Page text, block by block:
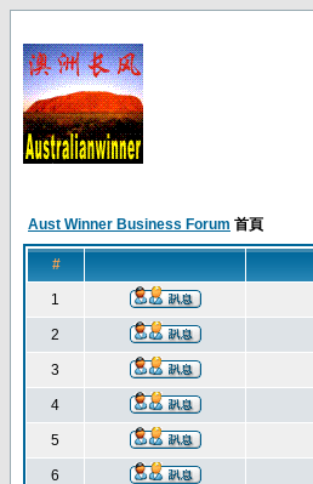
Aust Winner Business Forum 首頁
#
1
2
3
4
5
6